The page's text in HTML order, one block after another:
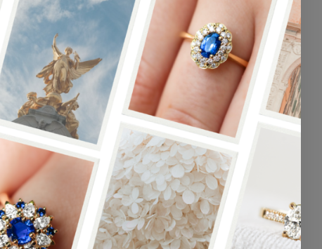
Diamant rond : 0.30 ct
Qualité minimum : SI certificat
d'authenticité
Dimension : 4.3mm
16 diamants ronds
Poids de l'entourage : 0.19 ct
28 diamants rond